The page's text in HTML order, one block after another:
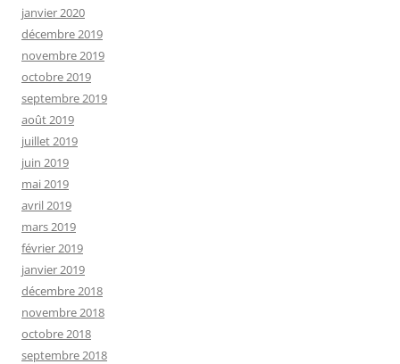
janvier 2020
décembre 2019
novembre 2019
octobre 2019
septembre 2019
août 2019
juillet 2019
juin 2019
mai 2019
avril 2019
mars 2019
février 2019
janvier 2019
décembre 2018
novembre 2018
octobre 2018
septembre 2018